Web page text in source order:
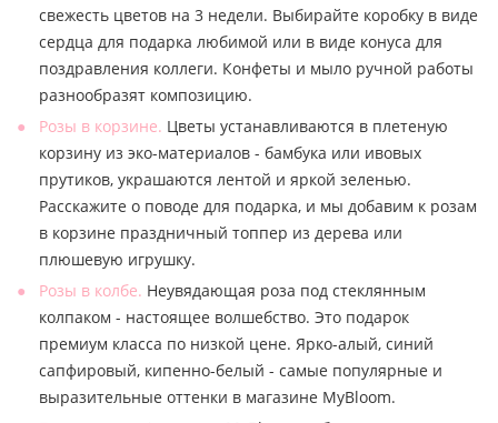
свежесть цветов на 3 недели. Выбирайте коробку в виде
сердца для подарка любимой или в виде конуса для
поздравления коллеги. Конфеты и мыло ручной работы
разнообразят композицию.
Розы в корзине. Цветы устанавливаются в плетеную
корзину из эко-материалов - бамбука или ивовых
прутиков, украшаются лентой и яркой зеленью.
Расскажите о поводе для подарка, и мы добавим к розам
в корзине праздничный топпер из дерева или
плюшевую игрушку.
Розы в колбе. Неувядающая роза под стеклянным
колпаком - настоящее волшебство. Это подарок
премиум класса по низкой цене. Ярко-алый, синий
сапфировый, кипенно-белый - самые популярные и
выразительные оттенки в магазине MyBloom.